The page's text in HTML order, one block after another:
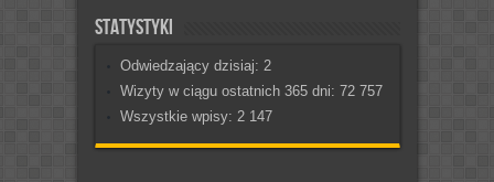
Statystyki
Odwiedzający dzisiaj: 2
Wizyty w ciągu ostatnich 365 dni: 72 757
Wszystkie wpisy: 2 147